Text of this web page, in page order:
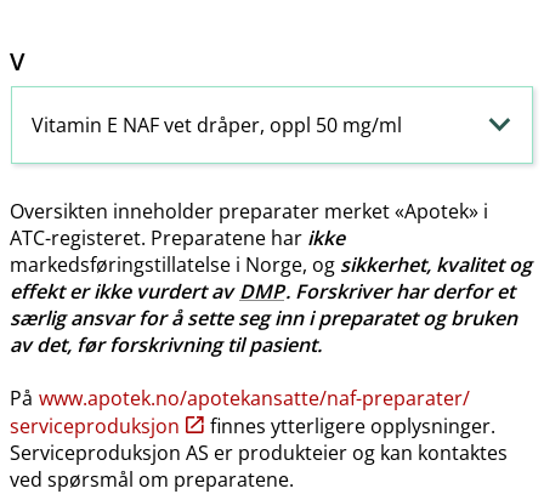
V
Vitamin E NAF vet dråper, oppl 50 mg/ml
Oversikten inneholder preparater merket «Apotek» i
ATC-registeret. Preparatene har ikke
markedsføringstillatelse i Norge, og sikkerhet, kvalitet og
effekt er ikke vurdert avDMP. Forskriver har derfor et
særlig ansvar for å sette seg inn i preparatet og bruken
av det, før forskrivning til pasient.
På www.apotek.no​/​apotekansatte​/​naf-preparater​/​
serviceproduksjon
finnes ytterligere opplysninger.
Serviceproduksjon AS er produkteier og kan kontaktes
ved spørsmål om preparatene.